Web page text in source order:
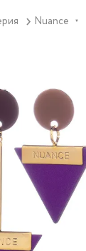
Nuance ▼